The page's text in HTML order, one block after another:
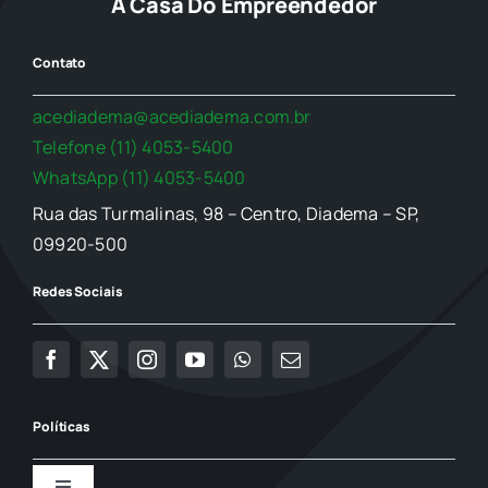
Contato
acediadema@acediadema.com.br
Telefone (11) 4053-5400
WhatsApp (11) 4053-5400
Rua das Turmalinas, 98 – Centro, Diadema – SP,
09920-500
Redes Sociais
Políticas